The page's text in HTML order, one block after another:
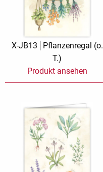
X-JB13
Pflanzenregal (o.
T.)
Produkt ansehen